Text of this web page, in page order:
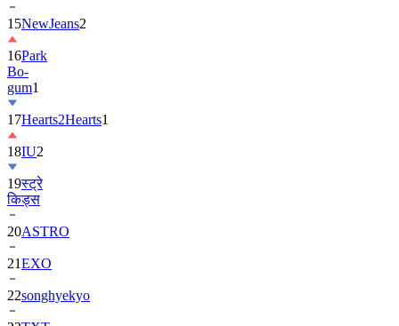
16Park
Bo-
gum1
17Hearts2Hearts
18IU2
19स्ट्रे
किड्स
20ASTRO
21EXO
22songhyekyo
23TXT